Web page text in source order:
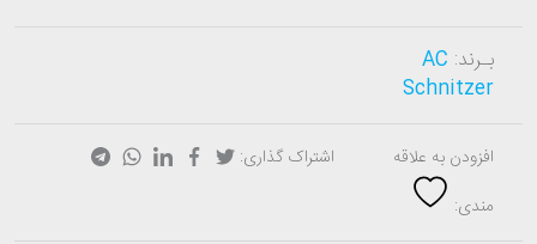
بـرند: AC
Schnitzer
افزودن به علاقه
مندی:
اشتراک گذاری: